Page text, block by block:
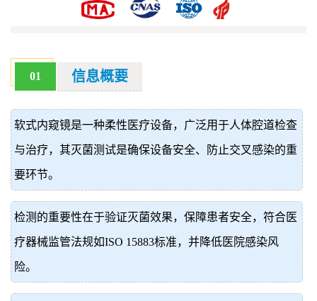
01 信息概要
软式内窥镜是一种柔性医疗设备，广泛用于人体腔道检查
与治疗，其灭菌测试是确保设备安全、防止交叉感染的重
要环节。
检测的重要性在于验证灭菌效果，保障患者安全，符合医
疗器械监管法规如ISO 15883标准，并降低医院感染风
险。
价
真
伪
询